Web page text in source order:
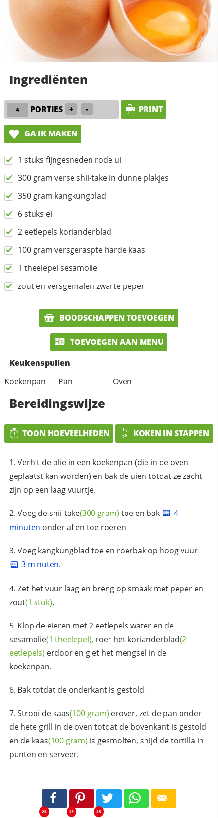
Ingrediënten
PORTIES + - PRINT
GA IK MAKEN
1 stuks fijngesneden rode ui
300 gram verse shii-take in dunne plakjes
350 gram kangkungblad
6 stuks ei
2 eetlepels korianderblad
100 gram versgeraspte harde kaas
1 theelepel sesamolie
zout en versgemalen zwarte peper
BOODSCHAPPEN TOEVOEGEN
TOEVOEGEN AAN MENU
Keukenspullen
Koekenpan
Pan Oven
Bereidingswijze
TOON HOEVEELHEDEN KOKEN IN STAPPEN
Verhit de olie in een koekenpan (die in de oven
geplaatst kan worden) en bak de uien totdat ze zacht
zijn op een laag vuurtje.
Voeg deshii-take(300 gram) toe en bak
4
minuten onder af en toe roeren.
Voeg kangkungblad toe en roerbak op hoog vuur
3 minuten.
Zet het vuur laag en breng op smaak met peper en
zout(1 stuk).
Klop de eieren met 2 eetlepels water en de
sesamolie(1 theelepel), roer het korianderblad(2
eetlepels) erdoor en giet het mengsel in de
koekenpan.
Bak totdat de onderkant is gestold.
Strooi de kaas(100 gram) erover, zet de pan onder
de hete grill in de oven totdat de bovenkant is gestold
en de kaas(100 gram) is gesmolten, snijd de tortilla in
punten en serveer.
25 25 25